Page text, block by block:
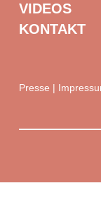
VIDEOS
KONTAKT
Presse